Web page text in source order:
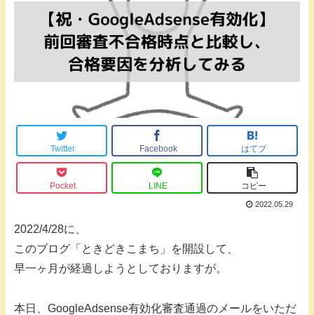
Twitter Facebook はてブ
Pocket LINE コピー
2022.05.29
2022/4/28に、
このブログ「ときどきこまち」を開設して、
早一ヶ月が経過しようとしておりますが。
本日、GoogleAdsense有効化審査通過のメールをいただ